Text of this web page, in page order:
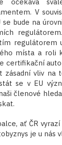
V
bude na
regulátorem
místa a roli
certifikační
zásadní vliv na
se v EU
členové
ať ČR
je u nás